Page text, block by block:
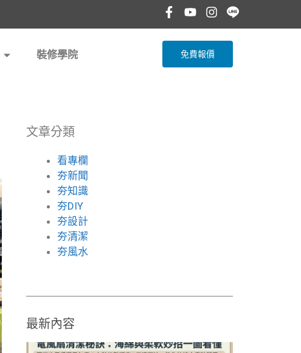
裝修學院 免費報價
文章分類
看專欄
夯新聞
夯知識
夯DIY
夯設計
夯清潔
夯風水
最新內容